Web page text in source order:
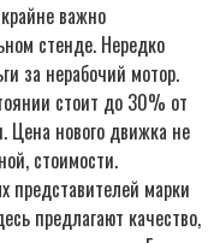
важно
стенде. Нередко
за нерабочий мотор.
стоит до 30% от
Цена нового движка не
стоимости.
представителей марки
предлагают качество,